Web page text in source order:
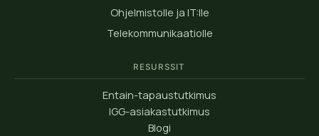
Ohjelmistolle ja IT:lle
Telekommunikaatiolle
RESURSSIT
Entain-tapaustutkimus
IGG-asiakastutkimus
Blogi